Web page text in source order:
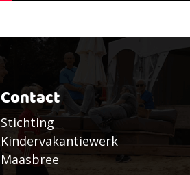
Contact
Stichting
Kindervakantiewerk
Maasbree